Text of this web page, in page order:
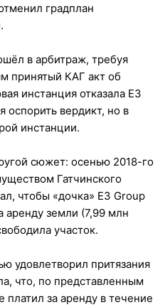
градплан
в арбитраж, требуя
принятый КАГ акт об
инстанция отказала E3
оспорить вердикт, но в
инстанции.
сюжет: осенью 2018-го
Гатчинского
чтобы «дочка» E3 Group
аренду земли (7,99 млн
участок.
удовлетворил притязания
что, по представленным
за аренду в течение